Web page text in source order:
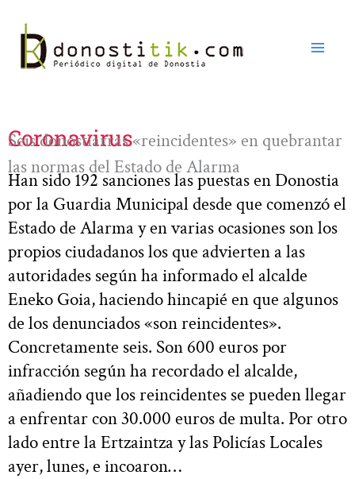
contenido
Coronavirus
Seis donostiarras «reincidentes» en quebrantar
las normas del Estado de Alarma
Han sido 192 sanciones las puestas en Donostia
por la Guardia Municipal desde que comenzó el
Estado de Alarma y en varias ocasiones son los
propios ciudadanos los que advierten a las
autoridades según ha informado el alcalde
Eneko Goia, haciendo hincapié en que algunos
de los denunciados «son reincidentes».
Concretamente seis. Son 600 euros por
infracción según ha recordado el alcalde,
añadiendo que los reincidentes se pueden llegar
a enfrentar con 30.000 euros de multa. Por otro
lado entre la Ertzaintza y las Policías Locales
ayer, lunes, e incoaron…